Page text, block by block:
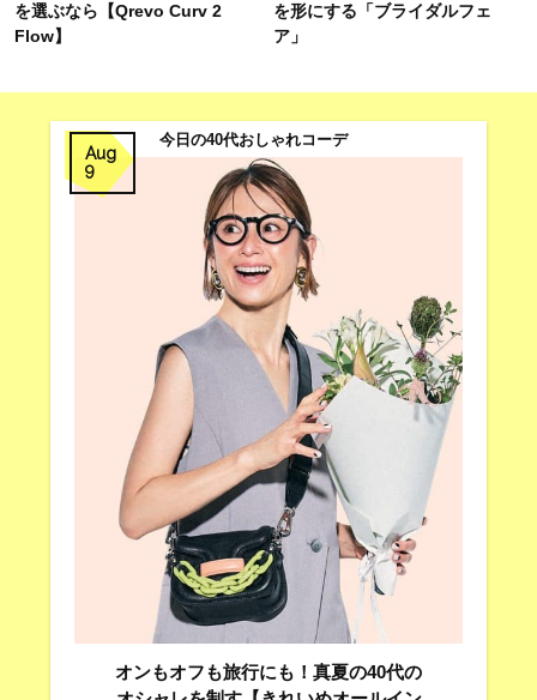
を選ぶなら【Qrevo Curv 2
Flow】
を形にする「ブライダルフェ
ア」
Aug
9
今日の40代おしゃれコーデ
オンもオフも旅行にも！真夏の40代の